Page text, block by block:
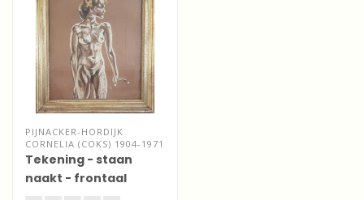
PIJNACKER-HORDIJK
CORNELIA (COKS) 1904-1971
Tekening - staan
naakt - frontaal